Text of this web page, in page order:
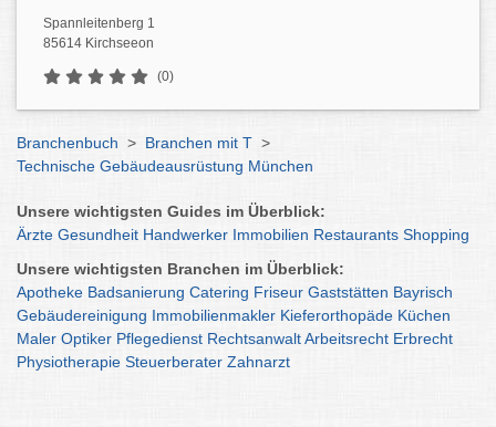
Spannleitenberg 1
85614 Kirchseeon
(0)
Branchenbuch > Branchen mit T >
Technische Gebäudeausrüstung München
Unsere wichtigsten Guides im Überblick:
Ärzte Gesundheit Handwerker Immobilien Restaurants Shopping
Unsere wichtigsten Branchen im Überblick:
Apotheke Badsanierung Catering Friseur Gaststätten Bayrisch
Gebäudereinigung Immobilienmakler Kieferorthopäde Küchen
Maler Optiker Pflegedienst RechtsanwaltArbeitsrecht Erbrecht
Physiotherapie Steuerberater Zahnarzt